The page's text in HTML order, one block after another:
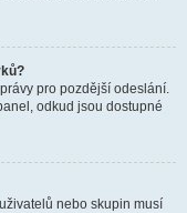
pro pozdější odeslání.
odkud jsou dostupné
nebo skupin musí